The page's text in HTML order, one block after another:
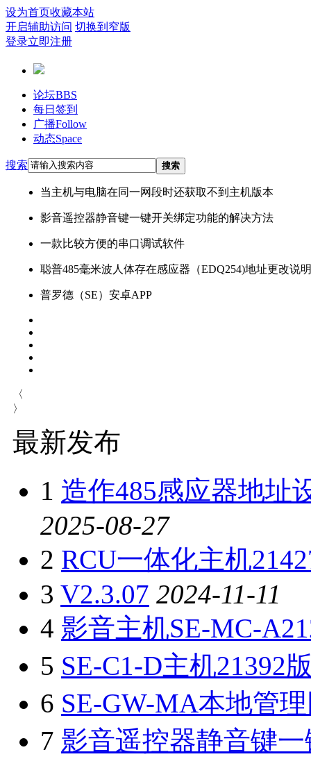
设为首页收藏本站
开启辅助访问 切换到窄版
登录立即注册
论坛BBS
每日签到
广播Follow
动态Space
搜索 搜索
当主机与电脑在同一网段时还获取不到主机版本
影音遥控器静音键一键开关绑定功能的解决方法
一款比较方便的串口调试软件
聪普485毫米波人体存在感应器（EDQ254)地址更改说明
普罗德（SE）安卓APP
〈
〉
最新发布
1 造作485感应器地址
2025-08-27
2 RCU一体化主机
3 V2.3.07 2024-11-11
4 影音主机SE-MC-
5 SE-C1-D主机21392
6 SE-GW-MA本地管
7 影音遥控器静音键